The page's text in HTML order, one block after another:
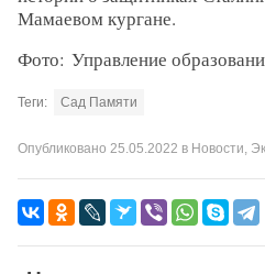
Мамаевом кургане.
Фото: Управление
Теги: Сад Памяти
Опубликовано 25.05.2022 в Новости,